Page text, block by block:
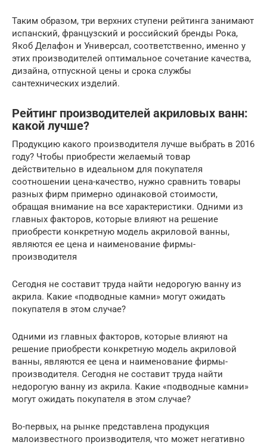
Таким образом, три верхних ступени рейтинга занимают
испанский, французский и российский бренды Рока,
Якоб Делафон и Универсал, соответственно, именно у
этих производителей оптимальное сочетание качества,
дизайна, отпускной цены и срока службы
сантехнических изделий.
Рейтинг производителей акриловых ванн:
какой лучше?
Продукцию какого производителя лучше выбрать в 2016
году? Чтобы приобрести желаемый товар
действительно в идеальном для покупателя
соотношении цена-качество, нужно сравнить товары
разных фирм примерно одинаковой стоимости,
обращая внимание на все характеристики. Одними из
главных факторов, которые влияют на решение
приобрести конкретную модель акриловой ванны,
являются ее цена и наименование фирмы-
производителя
Сегодня не составит труда найти недорогую ванну из
акрила. Какие «подводные камни» могут ожидать
покупателя в этом случае?
Одними из главных факторов, которые влияют на
решение приобрести конкретную модель акриловой
ванны, являются ее цена и наименование фирмы-
производителя. Сегодня не составит труда найти
недорогую ванну из акрила. Какие «подводные камни»
могут ожидать покупателя в этом случае?
Во-первых, на рынке представлена продукция
малоизвестного производителя, что может негативно